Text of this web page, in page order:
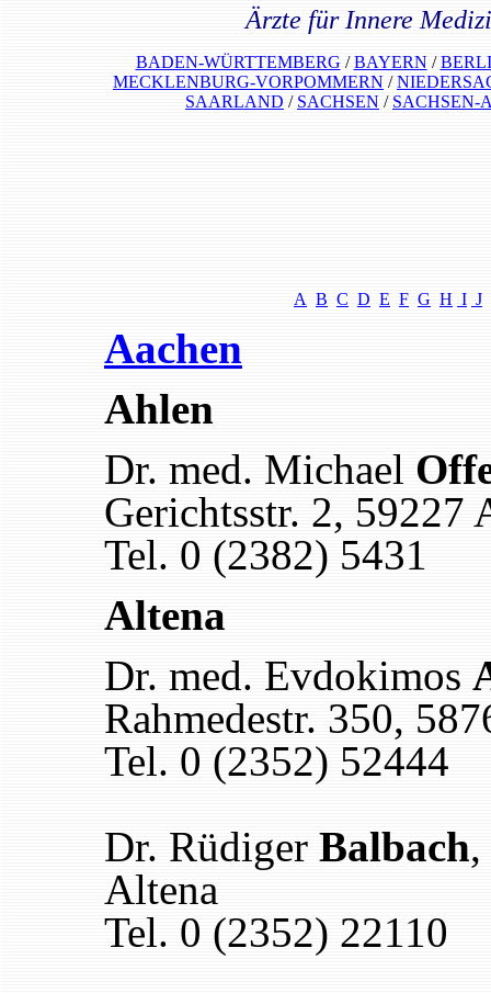
Ärzte für Innere
BADEN-WÜRTTEMBERG /BAYERN/
MECKLENBURG-VORPOMMERN /
SAARLAND / SACHSEN / SACHSEN-
A B C D E F G H I J
Aachen
Ahlen
Dr. med. Michael
Gerichtsstr. 2, 59227
Tel. 0 (2382) 5431
Altena
Dr. med. Evdokimos
Rahmedestr. 350,
Tel. 0 (2352) 52444
Dr. Rüdiger Balbach
Altena
Tel. 0 (2352) 22110